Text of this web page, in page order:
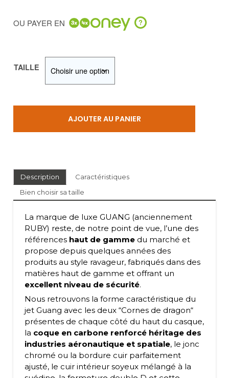
OU PAYER EN ?
TAILLE
AJOUTER AU PANIER
Description
Caractéristiques
Bien choisir sa taille
La marque de luxe GUANG (anciennement
RUBY) reste, de notre point de vue, l’une des
références haut de gammedu marché et
propose depuis quelques années des
produits au style ravageur, fabriqués dans des
matières haut de gamme et offrant un
excellent niveau de sécurité.
Nous retrouvons la forme caractéristique du
jet Guang avec les deux “Cornes de dragon“
présentes de chaque côté du haut du casque,
la coque en carbone renforcé héritage des
industries aéronautique et spatiale, le jonc
chromé ou la bordure cuir parfaitement
ajusté, le cuir intérieur soyeux mélangé à la